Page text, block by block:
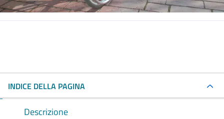
INDICE DELLA PAGINA
Descrizione